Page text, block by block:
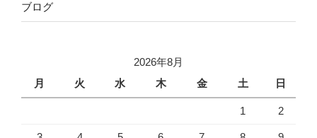
ブログ
2026年8月
月
火 水 木 金 土 日
1 2